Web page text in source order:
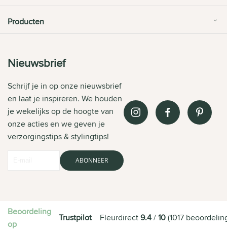
Producten
Nieuwsbrief
Schrijf je in op onze nieuwsbrief
en laat je inspireren. We houden
je wekelijks op de hoogte van
onze acties en we geven je
verzorgingstips & stylingtips!
ABONNEER
Beoordeling
op
Trustpilot Fleurdirect9.4/10(1017